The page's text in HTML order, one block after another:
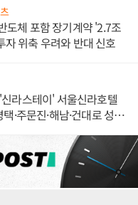
도체 포함 장기계약 '2.7조
자 위축 우려와 반대 신호
라스테이' 서울신라호텔
·주문진·해남·건대로 성